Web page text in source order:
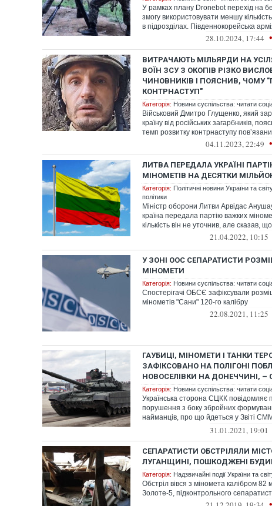
У рамках плану Dronebot перехід на
змогу використовувати меншу
в підрозділах. Південнокорейська
28.10.2024, 17:44 •
ВИТРАЧАЮТЬ МІЛЬЯРДИ НА
ВОЇН ЗСУ З ОКОПІВ РІЗКО
ЧИНОВНИКІВ І ПОЯСНИВ, ЧОМУ
КОНТРНАСТУП"
Категорія: Новини суспільства: читати
Військовий Дмитро Глущенко, який
країну від російських загарбників,
темп розвитку контрнаступу
04.11.2023, 22:49 •
ЛИТВА ПЕРЕДАЛА УКРАЇНІ
МІНОМЕТІВ НА ДЕСЯТКИ
Категорія: Політичні новини України та
політики
Міністр оборони Литви Арвідас
країна передала партію важких
кількість він не уточнив, але сказав,
21.04.2022, 10:15
У ЗОНІ ООС СЕПАРАТИСТИ
МІНОМЕТИ
Категорія: Новини суспільства: читати
Спостерігачі ОБСЄ зафіксували
мінометів "Сани" 120-го калібру
22.08.2021, 11:25
ГАУБИЦІ, МІНОМЕТИ І ТАНКИ
ЗАФІКСОВАНО НА ПОЛІГОНІ
НОВОСЕЛІВКИ НА ДОНЕЧЧИНІ, –
Категорія: Новини суспільства: читати
Українська сторона СЦКК повідомляє
порушення з боку збройних
найманців, про що йдеться у Звіті
31.01.2021, 19:01
СЕПАРАТИСТИ ОБСТРІЛЯЛИ
ЛУГАНЩИНІ, ПОШКОДЖЕНІ
Категорія: Надзвичайні події України та
Обстріл вівся з міномета калібром 82
Золоте-5, підконтрольного